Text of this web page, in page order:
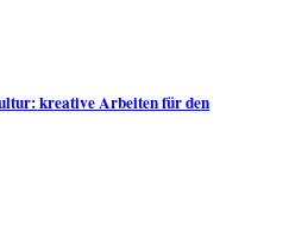
kreative Arbeiten für den